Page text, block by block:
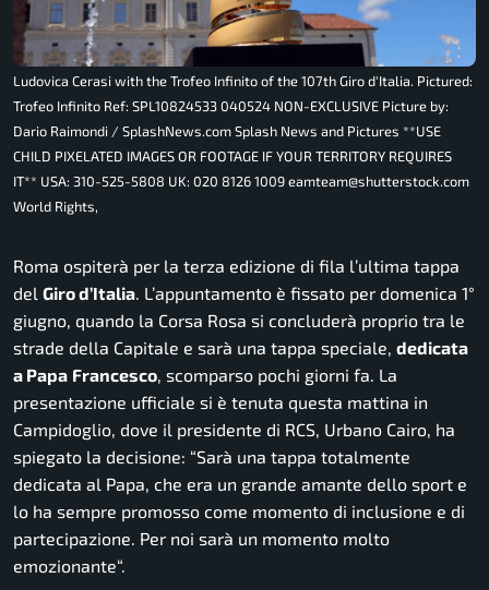
Ludovica Cerasi with the Trofeo Infinito of the 107th Giro d'Italia. Pictured:
Trofeo Infinito Ref: SPL10824533 040524 NON-EXCLUSIVE Picture by:
Dario Raimondi / SplashNews.com Splash News and Pictures **USE
CHILD PIXELATED IMAGES OR FOOTAGE IF YOUR TERRITORY REQUIRES
IT** USA: 310-525-5808 UK: 020 8126 1009 eamteam@shutterstock.com
World Rights,
Roma ospiterà per la terza edizione di fila l’ultima tappa
del Giro d’Italia. L’appuntamento è fissato per domenica 1°
giugno, quando la Corsa Rosa si concluderà proprio tra le
strade della Capitale e sarà una tappa speciale, dedicata
a Papa Francesco, scomparso pochi giorni fa. La
presentazione ufficiale si è tenuta questa mattina in
Campidoglio, dove il presidente di RCS, Urbano Cairo, ha
spiegato la decisione: “Sarà una tappa totalmente
dedicata al Papa, che era un grande amante dello sport e
lo ha sempre promosso come momento di inclusione e di
partecipazione. Per noi sarà un momento molto
emozionante“.